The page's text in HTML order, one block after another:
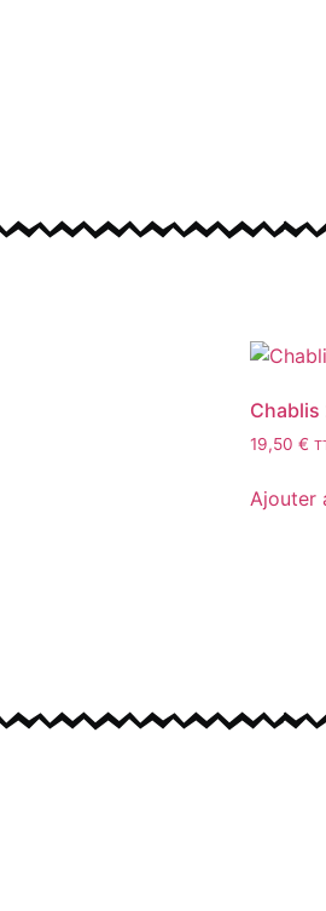
Chablis
19,50 €
Ajouter